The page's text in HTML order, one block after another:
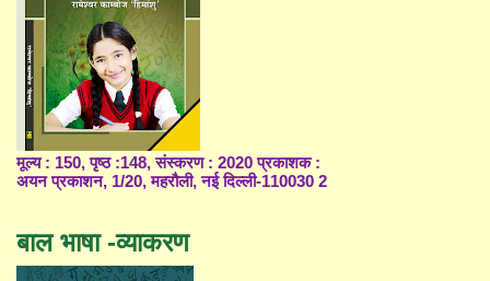
मूल्य : 150, पृष्ठ :148, संस्करण : 2020 प्रकाशक :
अयन प्रकाशन, 1/20, महरौली, नई दिल्ली-110030 2
बाल भाषा -व्याकरण